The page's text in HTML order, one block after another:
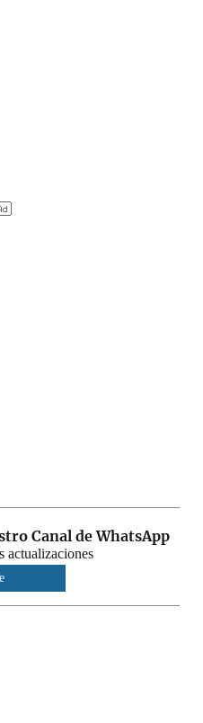
Canal de WhatsApp
actualizaciones